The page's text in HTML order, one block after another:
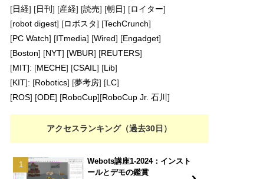
[日経] [日刊 ] [産経] [読売] [朝日] [ロイター]
[robot digest] [ロボスタ] [TechCrunch]
[PC Watch] [ITmedia] [Wired] [Engadget]
[Boston] [NYT] [WBUR] [REUTERS]
[MIT]: [MECHE] [CSAIL ] [Lib]
[KIT]: [Robotics] [夢考房] [LC]
[ROS] [ODE] [RoboCup][RoboCup Jr. 石川 ]
アクセスランキング（過去30日）
Webots講座1-2024：インスト
ールとデモの鑑賞